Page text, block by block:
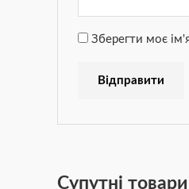
Зберегти моє
Супутні товари